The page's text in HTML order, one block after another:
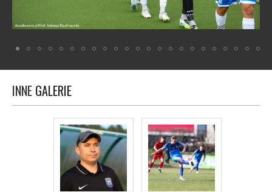
INNE GALERIE